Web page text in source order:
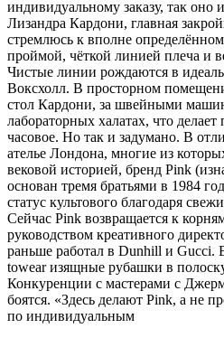
индивидуальному заказу, так оно
Лизандра Кардони, главная
стремлюсь к вполне
проймой, чёткой линией плеча и
Чистые линии рождаются в
Воксхолл. В просторном
стол Кардони, за швейными
лабораторных халатах, что
часовое. Но так и задумано. В
ателье Лондона, многие из
вековой историей, бренд Pink
основан тремя братьями в 1984
статус культового благодаря
Сейчас Pink возвращается к
руководством креативного
раньше работал в Dunhill и Gucci.
towear изящные рубашки в
Конкуренции с мастерами с
боятся. «Здесь делают Pink, а не
по индивидуальным